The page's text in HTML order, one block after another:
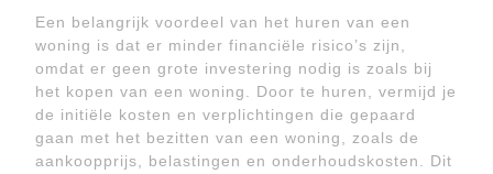
Een belangrijk voordeel van het huren van een
woning is dat er minder financiële risico’s zijn,
omdat er geen grote investering nodig is zoals bij
het kopen van een woning. Door te huren, vermijd je
de initiële kosten en verplichtingen die gepaard
gaan met het bezitten van een woning, zoals de
aankoopprijs, belastingen en onderhoudskosten. Dit